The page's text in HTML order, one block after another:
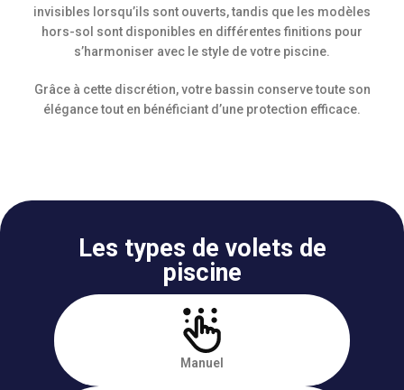
invisibles lorsqu’ils sont ouverts, tandis que les modèles
hors-sol sont disponibles en différentes finitions pour
s’harmoniser avec le style de votre piscine.
Grâce à cette discrétion, votre bassin conserve toute son
élégance tout en bénéficiant d’une protection efficace.
Les types de volets de
piscine
Manuel